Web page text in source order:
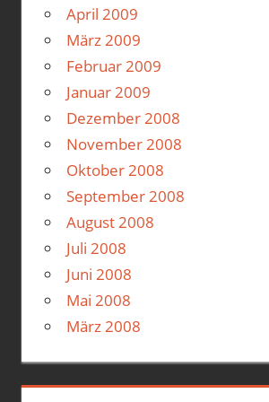
April 2009
März 2009
Februar 2009
Januar 2009
Dezember 2008
November 2008
Oktober 2008
September 2008
August 2008
Juli 2008
Juni 2008
Mai 2008
März 2008